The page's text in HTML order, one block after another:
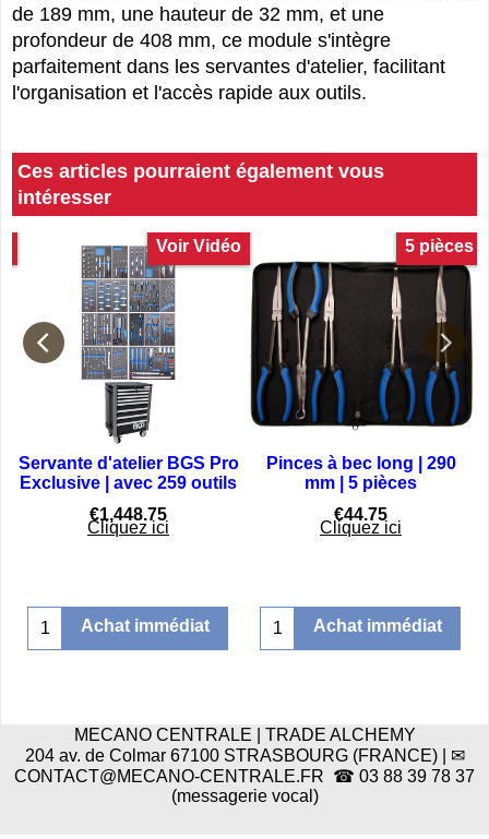
de 189 mm, une hauteur de 32 mm, et une
profondeur de 408 mm, ce module s'intègre
parfaitement dans les servantes d'atelier, facilitant
l'organisation et l'accès rapide aux outils.
Ces articles pourraient également vous
intéresser
Voir Vidéo
Servante d'atelier BGS Pro
Exclusive | avec 259 outils
€1,448.75
Cliquez ici
Achat immédiat
5 pièces
Pinces à bec long | 290
mm | 5 pièces
€44.75
Cliquez ici
Achat immédiat
MECANO CENTRALE | TRADE ALCHEMY
204 av. de Colmar 67100 STRASBOURG (FRANCE) | ✉
CONTACT@MECANO-CENTRALE.FR ☎ 03 88 39 78 37
(messagerie vocal)